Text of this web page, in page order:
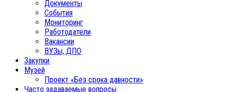
Документы
События
Мониторинг
Работодатели
Вакансии
ВУЗы, ДПО
Закупки
Музей
Проект «Без срока давности»
Часто задаваемые вопросы